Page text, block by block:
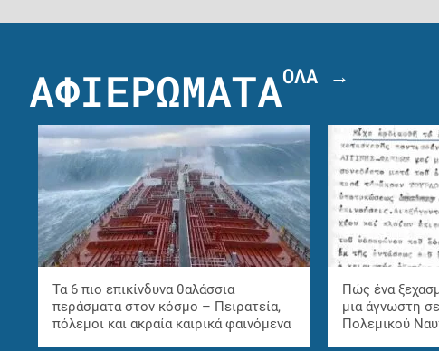
ΑΦΙΕΡΩΜΑΤΑΟΛΑ →
Τα 6 πιο επικίνδυνα θαλάσσια
περάσματα στον κόσμο – Πειρατεία,
πόλεμοι και ακραία καιρικά φαινόμενα
Πώς ένα
μια άγνωστη
Πολεμικού